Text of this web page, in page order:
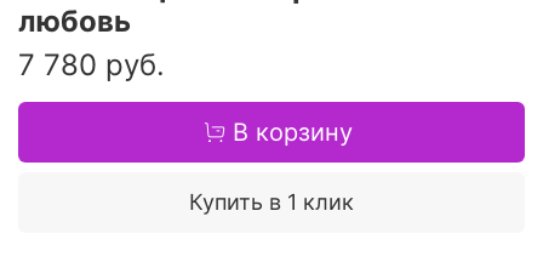
любовь
7 780 руб.
В корзину
Купить в 1 клик